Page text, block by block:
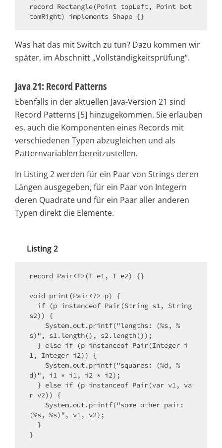
record Rectangle(Point topLeft, Point bot
tomRight) implements Shape {}
Was hat das mit Switch zu tun? Dazu kommen wir
später, im Abschnitt „Vollständigkeitsprüfung“.
Java 21: Record Patterns
Ebenfalls in der aktuellen Java-Version 21 sind
Record Patterns [5] hinzugekommen. Sie erlauben
es, auch die Komponenten eines Records mit
verschiedenen Typen abzugleichen und als
Patternvariablen bereitzustellen.
In Listing 2 werden für ein Paar von Strings deren
Längen ausgegeben, für ein Paar von Integern
deren Quadrate und für ein Paar aller anderen
Typen direkt die Elemente.
Listing 2
record Pair<T>(T e1, T e2) {}
void print(Pair<?> p) {
s2)) {
s)", s1.length(), s2.length());
1, Integer i2)) {
d)", i1 * i1, i2 * i2);
r v2)) {
(%s, %s)", v1, v2);
}